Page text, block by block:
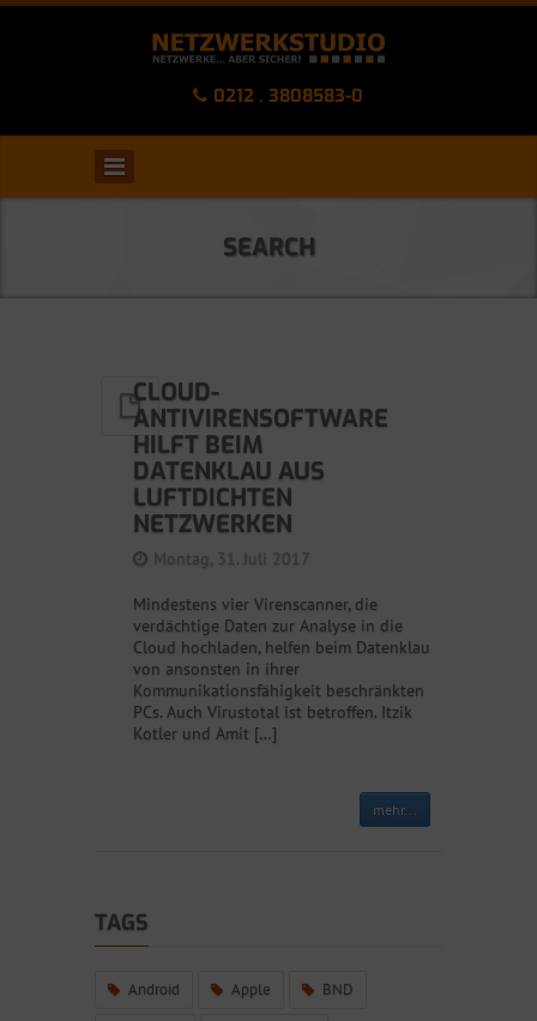
0212 . 3808583-0
SEARCH
CLOUD-
ANTIVIRENSOFTWARE
HILFT BEIM
DATENKLAU AUS
LUFTDICHTEN
NETZWERKEN
Montag, 31. Juli 2017
Mindestens vier Virenscanner, die
verdächtige Daten zur Analyse in die
Cloud hochladen, helfen beim Datenklau
von ansonsten in ihrer
Kommunikationsfähigkeit beschränkten
PCs. Auch Virustotal ist betroffen. Itzik
Kotler und Amit […]
mehr...
TAGS
Android Apple BND